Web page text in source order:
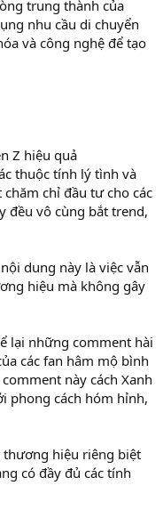
trung thành của
nhu cầu di chuyển
và công nghệ để tạo
Z hiệu quả
thuộc tính lý tình và
chỉ đầu tư cho các
đều vô cùng bắt trend,
dung này là việc vẫn
hiệu mà không gây
lại những comment hài
các fan hâm mộ bình
này cách Xanh
phong cách hóm hỉnh,
thương hiệu riêng biệt
có đầy đủ các tính